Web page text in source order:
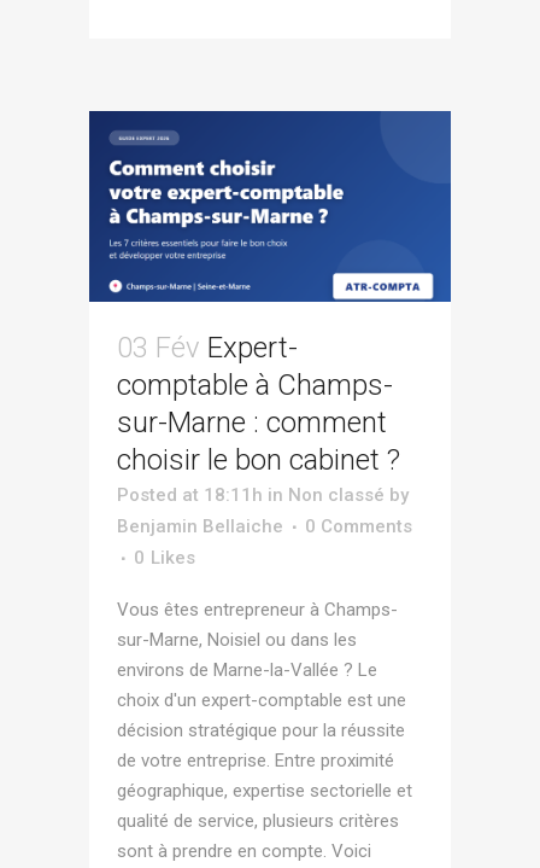
03 Fév Expert-
comptable à Champs-
sur-Marne : comment
choisir le bon cabinet ?
Posted at 18:11h in Non classé by
Benjamin Bellaiche
0 Comments
0 Likes
Vous êtes entrepreneur à Champs-
sur-Marne, Noisiel ou dans les
environs de Marne-la-Vallée ? Le
choix d'un expert-comptable est une
décision stratégique pour la réussite
de votre entreprise. Entre proximité
géographique, expertise sectorielle et
qualité de service, plusieurs critères
sont à prendre en compte. Voici